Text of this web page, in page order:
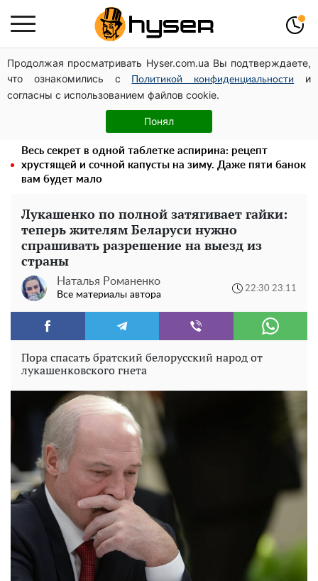
Продолжая просматривать Hyser.com.ua Вы подтверждаете,
что ознакомились с
Политикой конфиденциальности
и
согласны с использованием файлов cookie.
Понял
Посол ОБСЕ во второй раз посетил место российского
удара по жилому дому на Подоле
Дроны с наценкой: Александр Конотопский вывел
миллионы оборонного бюджета через фиктивную
фирму в Эстонии
Весь секрет в одной таблетке аспирина: рецепт
хрустящей и сочной капусты на зиму. Даже пяти банок
вам будет мало
Лукашенко по полной затягивает гайки:
теперь жителям Беларуси нужно
спрашивать разрешение на выезд из
страны
Наталья Романенко
Все материалы автора
22:30 23.11
Пора спасать братский белорусский народ от
лукашенковского гнета